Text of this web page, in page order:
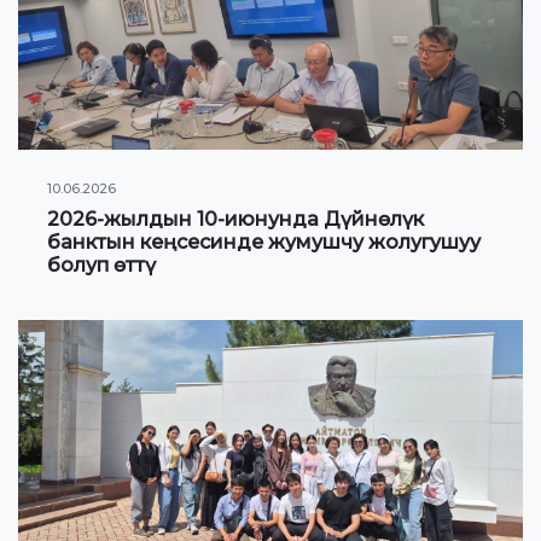
Гранттар жана стипендиялар жөнүндө
маалыматтар
ЖАҢЫЛЫКТАР
КОНТАКТНАЯ ИНФОРМАЦИЯ
АРХИВ
10.06.2026
2026-жылдын 10-июнунда Дүйнөлүк
банктын кеңсесинде жумушчу жолугушуу
болуп өттү